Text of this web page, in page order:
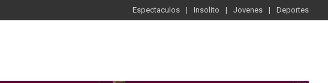
Espectaculos Insolito Jovenes Deportes